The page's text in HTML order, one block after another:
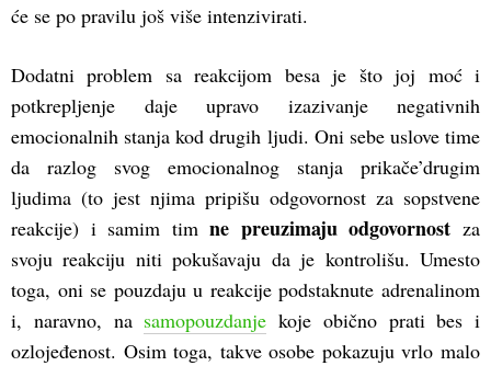
će se po pravilu još više intenzivirati.
Dodatni problem sa reakcijom besa je što joj moć i
potkrepljenje daje upravo izazivanje negativnih
emocionalnih stanja kod drugih ljudi. Oni sebe uslove time
da razlog svog emocionalnog stanja prikače’drugim
ljudima (to jest njima pripišu odgovornost za sopstvene
reakcije) i samim timne preuzimaju odgovornostza
svoju reakciju niti pokušavaju da je kontrolišu. Umesto
toga, oni se pouzdaju u reakcije podstaknute adrenalinom
i, naravno, na samopouzdanje koje obično prati bes i
ozlojeđenost. Osim toga, takve osobe pokazuju vrlo malo